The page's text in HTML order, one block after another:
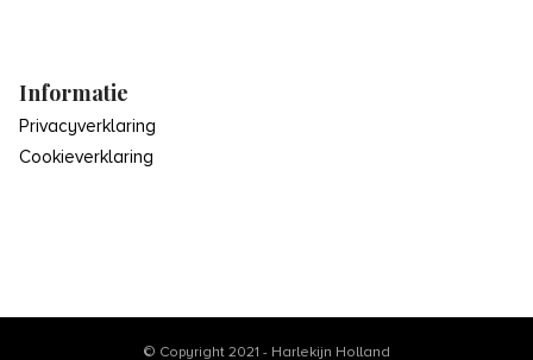
Informatie
Privacyverklaring
Cookieverklaring
© Copyright 2021 - Harlekijn Holland